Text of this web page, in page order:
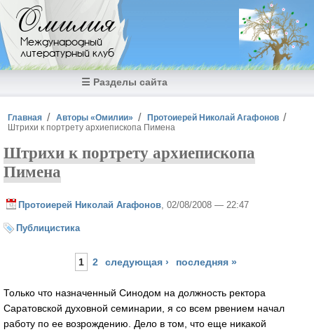
Перейти к основному содержанию
Омилия
Международный
литературный клуб
☰ Разделы сайта
Вы здесь
Главная Авторы «Омилии»
Протоиерей Николай Агафонов
Штрихи к портрету архиепископа Пимена
Штрихи к портрету архиепископа
Пимена
Протоиерей Николай Агафонов , 02/08/2008 — 22:47
Публицистика
1 2 следующая › последняя »
Только что назначенный Синодом на должность ректора
Саратовской духовной семинарии, я со всем рвением начал
работу по ее возрождению. Дело в том, что еще никакой